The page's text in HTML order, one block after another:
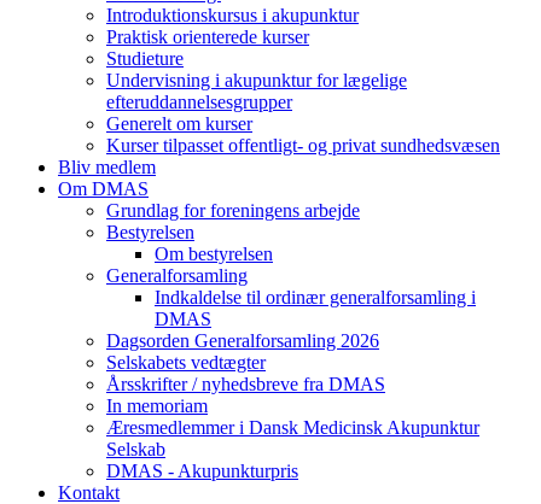
Introduktionskursus i akupunktur
Praktisk orienterede kurser
Studieture
Undervisning i akupunktur for lægelige
efteruddannelsesgrupper
Generelt om kurser
Kurser tilpasset offentligt- og privat sundhedsvæsen
Bliv medlem
Om DMAS
Grundlag for foreningens arbejde
Bestyrelsen
Om bestyrelsen
Generalforsamling
Indkaldelse til ordinær generalforsamling i
DMAS
Dagsorden Generalforsamling 2026
Selskabets vedtægter
Årsskrifter / nyhedsbreve fra DMAS
In memoriam
Æresmedlemmer i Dansk Medicinsk Akupunktur
Selskab
DMAS - Akupunkturpris
Kontakt